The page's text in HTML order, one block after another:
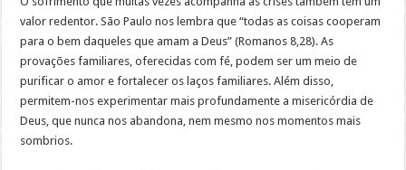
valor redentor. São Paulo nos lembra que “todas as coisas cooperam
para o bem daqueles que amam a Deus” (Romanos 8,28). As
provações familiares, oferecidas com fé, podem ser um meio de
purificar o amor e fortalecer os laços familiares. Além disso,
permitem-nos experimentar mais profundamente a misericórdia de
Deus, que nunca nos abandona, nem mesmo nos momentos mais
sombrios.